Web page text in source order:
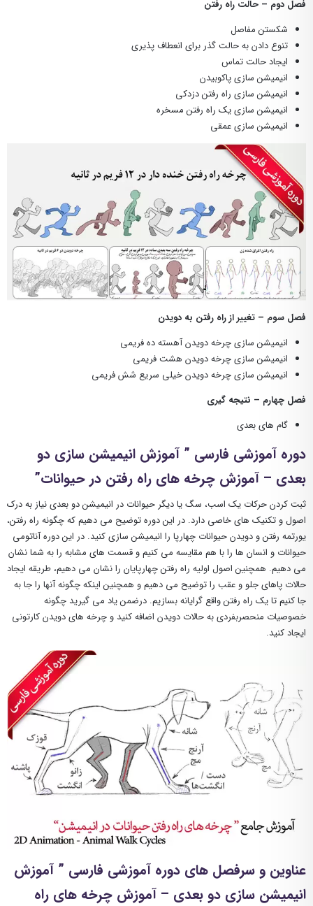
فصل دوم – حالت راه رفتن
شکستن مفاصل
تنوع دادن به حالت گذر برای انعطاف پذیری
ایجاد حالت تماس
انیمیشن سازی پاکوبیدن
انیمیشن سازی راه رفتن دزدکی
انیمیشن سازی یک راه رفتن مسخره
انیمیشن سازی عمقی
فصل سوم – تغییر از راه رفتن به دویدن
انیمیشن سازی چرخه دویدن آهسته ده فریمی
انیمیشن سازی چرخه دویدن هشت فریمی
انیمیشن سازی چرخه دویدن خیلی سریع شش فریمی
فصل چهارم – نتیجه گیری
گام های بعدی
دوره آموزشی فارسی ” آموزش انیمیشن سازی دو
بعدی – آموزش چرخه های راه رفتن در حیوانات”
ثبت کردن حرکات یک اسب، سگ یا دیگر حیوانات در انیمیشن دو بعدی نیاز به درک
اصول و تکنیک های خاصی دارد. در این دوره توضیح می دهیم که چگونه راه رفتن،
یورتمه رفتن و دویدن حیوانات چهارپا را انیمیشن سازی کنید. در این دوره آناتومی
حیوانات و انسان ها را با هم مقایسه می کنیم و قسمت های مشابه را به شما نشان
می دهیم. همچنین اصول اولیه راه رفتن چهارپایان را نشان می دهیم، طریقه ایجاد
حالات پاهای جلو و عقب را توضیح می دهیم و همچنین اینکه چگونه آنها را جا به
جا کنیم تا یک راه رفتن واقع گرایانه بسازیم. درضمن یاد می گیرید چگونه
خصوصیات منحصربفردی به حالات دویدن اضافه کنید و چرخه های دویدن کارتونی
ایجاد کنید.
عناوین و سرفصل های دوره آموزشی فارسی ” آموزش
انیمیشن سازی دو بعدی – آموزش چرخه های راه